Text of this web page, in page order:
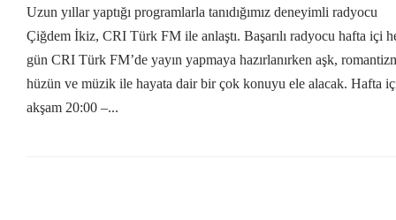
Uzun yıllar yaptığı programlarla tanıdığımız deneyimli radyocu
Çiğdem İkiz, CRI Türk FM ile anlaştı. Başarılı radyocu hafta içi
gün CRI Türk FM’de yayın yapmaya hazırlanırken aşk,
hüzün ve müzik ile hayata dair bir çok konuyu ele alacak. Hafta
akşam 20:00 –...